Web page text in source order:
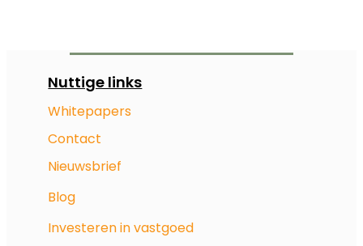
Nuttige links
Whitepapers
Contact
Nieuwsbrief
Blog
Investeren in vastgoed